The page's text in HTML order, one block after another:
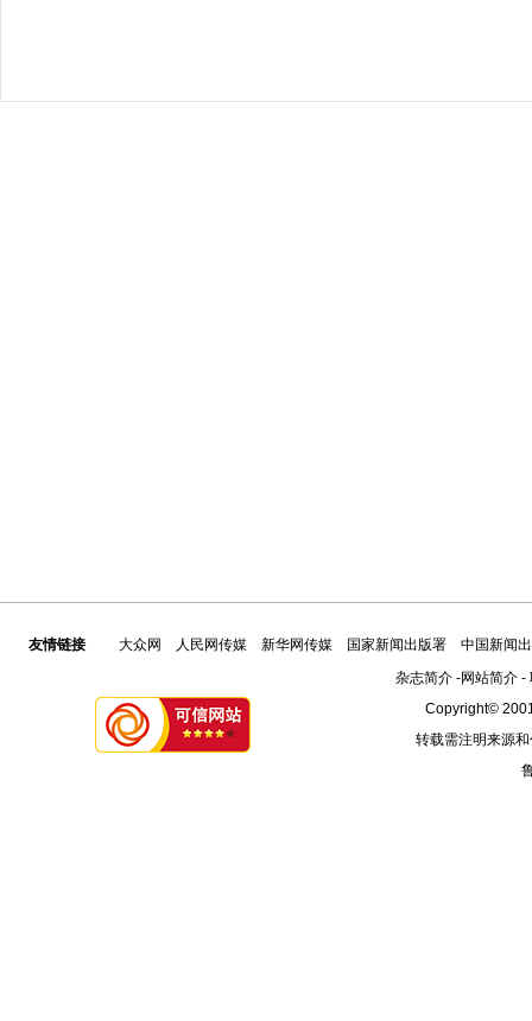
友情链接 大众网 人民网传媒 新华网传媒 国家新闻出版署
中国新闻
杂志简介-网站简介-
Copyright©
转载需注明来源